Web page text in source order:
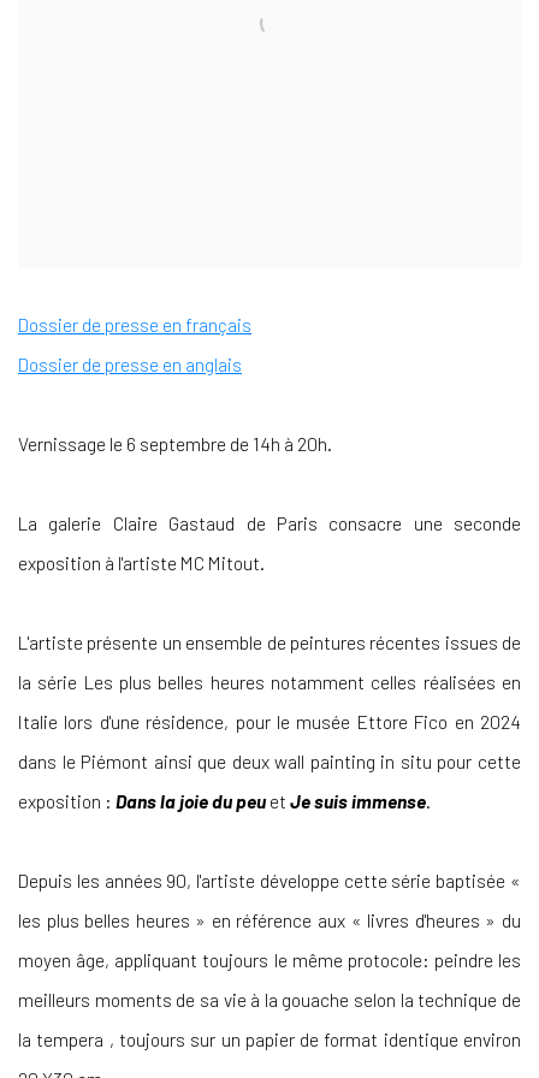
Dossier de presse en français
Dossier de presse en anglais
Vernissage le 6 septembre de 14h à 20h.
La galerie Claire Gastaud de Paris consacre une seconde
exposition à l'artiste MC Mitout.
L'artiste présente un ensemble de peintures récentes issues de
la série Les plus belles heures notamment celles réalisées en
Italie lors d'une résidence, pour le musée Ettore Fico en 2024
dans le Piémont ainsi que deux wall painting in situ pour cette
exposition : Dans la joie du peu et Je suis immense.
Depuis les années 90, l'artiste développe cette série baptisée «
les plus belles heures » en référence aux « livres d'heures » du
moyen âge, appliquant toujours le même protocole: peindre les
meilleurs moments de sa vie à la gouache selon la technique de
la tempera , toujours sur un papier de format identique environ